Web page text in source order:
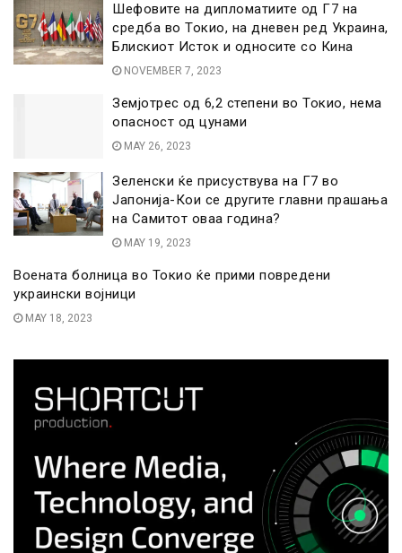
Шефовите на дипломатиите од Г7 на
средба во Токио, на дневен ред Украина,
Блискиот Исток и односите со Кина
NOVEMBER 7, 2023
Земјотрес од 6,2 степени во Токио, нема
опасност од цунами
MAY 26, 2023
Зеленски ќе присуствува на Г7 во
Јапонија-Кои се другите главни прашања
на Самитот оваа година?
MAY 19, 2023
Воената болница во Токио ќе прими повредени
украински војници
MAY 18, 2023